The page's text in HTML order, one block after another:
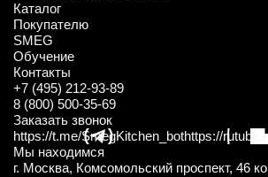
Каталог
Покупателю
SMEG
Обучение
Контакты
+7 (495) 212-93-89
8 (800) 500-35-69
Заказать звонок
https://t.me/SmegKitchen_bothttps://
Мы находимся
г. Москва, Комсомольский проспект, 46